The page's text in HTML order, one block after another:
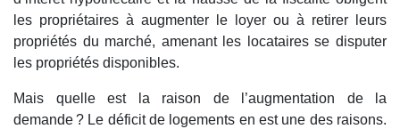
les propriétaires à augmenter le loyer ou à retirer leurs
propriétés du marché, amenant les locataires se disputer
les propriétés disponibles.
Mais quelle est la raison de l’augmentation de la
demande ? Le déficit de logements en est une des raisons.